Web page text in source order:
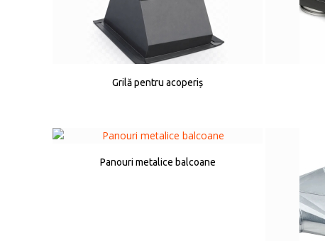
Grilă pentru acoperiș
Panouri metalice balcoane